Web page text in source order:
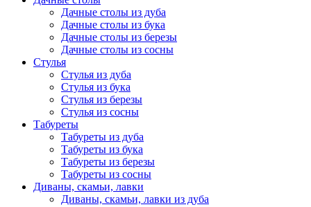
Дачные столы из дуба
Дачные столы из бука
Дачные столы из березы
Дачные столы из сосны
Стулья
Стулья из дуба
Стулья из бука
Стулья из березы
Стулья из сосны
Табуреты
Табуреты из дуба
Табуреты из бука
Табуреты из березы
Табуреты из сосны
Диваны, скамьи, лавки
Диваны, скамьи, лавки из дуба